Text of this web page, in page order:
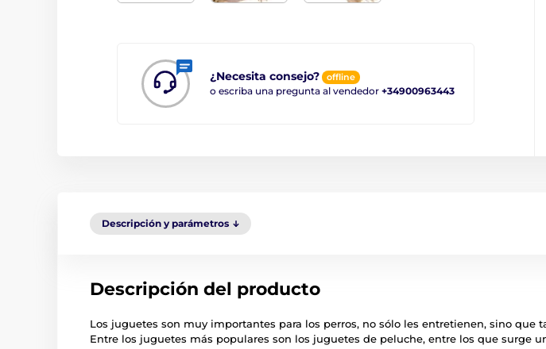
¿Necesita consejo? offline
o escriba una pregunta al vendedor +34900963443
Descripción y parámetros
Descripción del producto
Los juguetes son muy importantes para los perros, no sólo les entretienen, sino
Entre los juguetes más populares son los juguetes de peluche, entre los que surge